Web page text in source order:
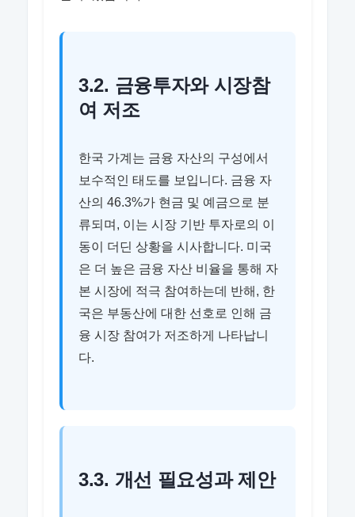
3.2. 금융투자와 시장참
여 저조
한국 가계는 금융 자산의 구성에서
보수적인 태도를 보입니다. 금융 자
산의 46.3%가 현금 및 예금으로 분
류되며, 이는 시장 기반 투자로의 이
동이 더딘 상황을 시사합니다. 미국
은 더 높은 금융 자산 비율을 통해 자
본 시장에 적극 참여하는데 반해, 한
국은 부동산에 대한 선호로 인해 금
융 시장 참여가 저조하게 나타납니
다.
3.3. 개선 필요성과 제안